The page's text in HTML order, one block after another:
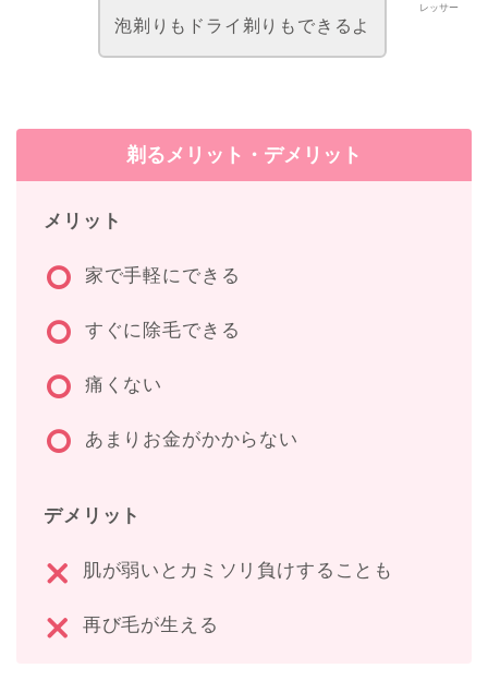
レッサー
泡剃りもドライ剃りもできるよ
剃るメリット・デメリット
メリット
家で手軽にできる
すぐに除毛できる
痛くない
あまりお金がかからない
デメリット
肌が弱いとカミソリ負けすることも
再び毛が生える